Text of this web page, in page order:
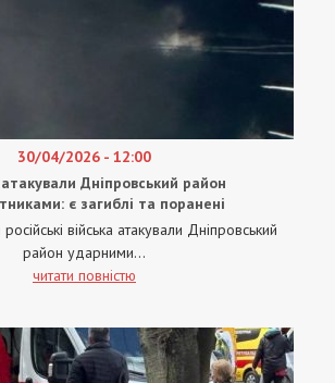
30/04/2026 - 12:00
атакували Дніпровський район
є загиблі та поранені
війська атакували Дніпровський
район ударними...
читати повністю